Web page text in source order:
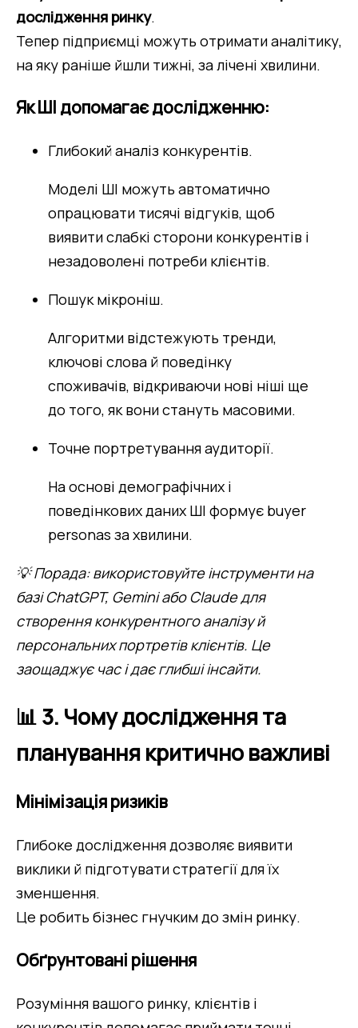
дослідження ринку.
Тепер підприємці можуть отримати аналітику,
на яку раніше йшли тижні, за лічені хвилини.
Як ШІ допомагає дослідженню:
Глибокий аналіз конкурентів.
Моделі ШІ можуть автоматично
опрацювати тисячі відгуків, щоб
виявити слабкі сторони конкурентів і
незадоволені потреби клієнтів.
Пошук мікроніш.
Алгоритми відстежують тренди,
ключові слова й поведінку
споживачів, відкриваючи нові ніші ще
до того, як вони стануть масовими.
Точне портретування аудиторії.
На основі демографічних і
поведінкових даних ШІ формує buyer
personas за хвилини.
💡 Порада: використовуйте інструменти на
базі ChatGPT, Gemini або Claude для
створення конкурентного аналізу й
персональних портретів клієнтів. Це
заощаджує час і дає глибші інсайти.
📊 3. Чому дослідження та
планування критично важливі
Мінімізація ризиків
Глибоке дослідження дозволяє виявити
виклики й підготувати стратегії для їх
зменшення.
Це робить бізнес гнучким до змін ринку.
Обґрунтовані рішення
Розуміння вашого ринку, клієнтів і